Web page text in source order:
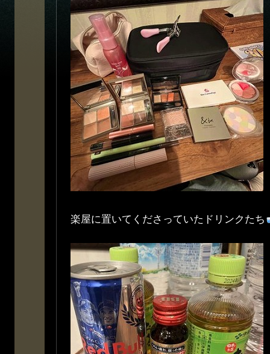
楽屋に置いてくださっていたドリンクたち